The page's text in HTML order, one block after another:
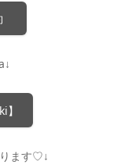
ます♡↓